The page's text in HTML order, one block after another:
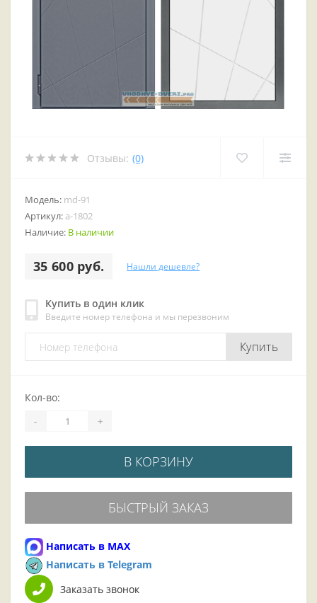
Отзывы: (0)
Модель: md-91
Артикул: a-1802
Наличие: В наличии
35 600 руб. Нашли дешевле?
Купить в один клик
Введите номер телефона и мы перезвоним
Купить
Кол-во:
- +
В КОРЗИНУ
БЫСТРЫЙ ЗАКАЗ
Написать в MAX
Написать в Telegram
Заказать звонок